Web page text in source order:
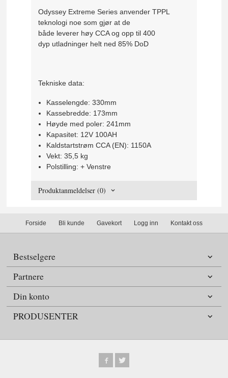
Odyssey Extreme Series anvender TPPL
teknologi noe som gjør at de
både leverer høy CCA og opp til 400
dyp utladninger helt ned 85% DoD
Tekniske data:
Kasselengde: 330mm
Kassebredde: 173mm
Høyde med poler: 241mm
Kapasitet: 12V 100AH
Kaldstartstrøm CCA (EN): 1150A
Vekt: 35,5 kg
Polstilling: + Venstre
Produktanmeldelser (0)
Forside Bli kunde Gavekort Logg inn Kontakt oss
Bestselgere
Partnere
Din konto
PRODUSENTER